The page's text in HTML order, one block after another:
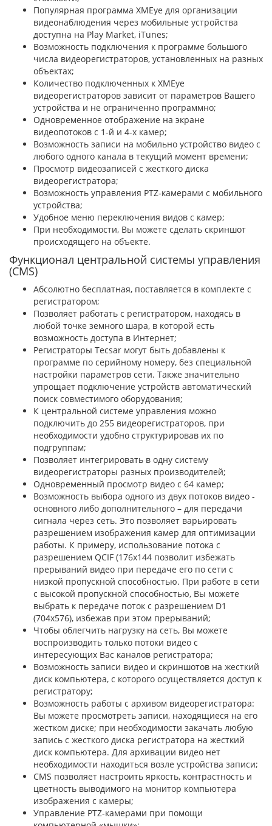
Популярная программа XMEye для организации
видеонаблюдения через мобильные устройства
доступна на Play Market, iTunes;
Возможность подключения к программе большого
числа видеорегистраторов, установленных на разных
объектах;
Количество подключенных к XMEye
видеорегистраторов зависит от параметров Вашего
устройства и не ограниченно программно;
Одновременное отображение на экране
видеопотоков с 1-й и 4-х камер;
Возможность записи на мобильно устройство видео с
любого одного канала в текущий момент времени;
Просмотр видеозаписей с жесткого диска
видеорегистратора;
Возможность управления PTZ-камерами с мобильного
устройства;
Удобное меню переключения видов с камер;
При необходимости, Вы можете сделать скриншот
происходящего на объекте.
Функционал центральной системы управления
(CMS)
Абсолютно бесплатная, поставляется в комплекте с
регистратором;
Позволяет работать с регистратором, находясь в
любой точке земного шара, в которой есть
возможность доступа в Интернет;
Регистраторы Tecsar могут быть добавлены к
программе по серийному номеру, без специальной
настройки параметров сети. Также значительно
упрощает подключение устройств автоматический
поиск совместимого оборудования;
К центральной системе управления можно
подключить до 255 видеорегистраторов, при
необходимости удобно структурировав их по
подгруппам;
Позволяет интегрировать в одну систему
видеорегистраторы разных производителей;
Одновременный просмотр видео с 64 камер;
Возможность выбора одного из двух потоков видео -
основного либо дополнительного – для передачи
сигнала через сеть. Это позволяет варьировать
разрешением изображения камер для оптимизации
работы. К примеру, использование потока с
разрешением QCIF (176x144 позволит избежать
прерываний видео при передаче его по сети с
низкой пропускной способностью. При работе в сети
с высокой пропускной способностью, Вы можете
выбрать к передаче поток с разрешением D1
(704x576), избежав при этом прерываний;
Чтобы облегчить нагрузку на сеть, Вы можете
воспроизводить только потоки видео с
интересующих Вас каналов регистратора;
Возможность записи видео и скриншотов на жесткий
диск компьютера, с которого осуществляется доступ к
регистратору;
Возможность работы с архивом видеорегистратора:
Вы можете просмотреть записи, находящиеся на его
жестком диске; при необходимости закачать любую
запись с жесткого диска регистратора на жесткий
диск компьютера. Для архивации видео нет
необходимости находиться возле устройства записи;
CMS позволяет настроить яркость, контрастность и
цветность выводимого на монитор компьютера
изображения с камеры;
Управление PTZ-камерами при помощи